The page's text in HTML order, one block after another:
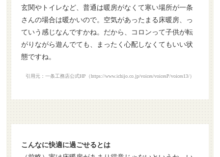
玄関やトイレなど、普通は暖房がなくて寒い場所が一条
さんの場合は暖かいので。空気があったまる床暖房、っ
ていう感じなんですかね。だから、コロンって子供が転
がりながら遊んでても、まったく心配しなくてもいい状
態ですね。
引用元：一条工務店公式HP（https://www.ichijo.co.jp/voices/voicesP/voices13/）
こんなに快適に過ごせるとは